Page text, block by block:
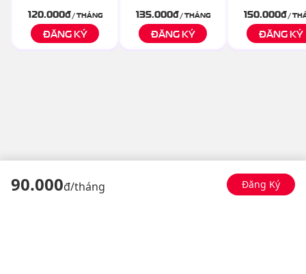
120.000đ/ THÁNG
ĐĂNG KÝ
135.000đ/ THÁNG
ĐĂNG KÝ
150.000đ/
ĐĂNG KÝ
90.000đ/tháng Đăng Ký